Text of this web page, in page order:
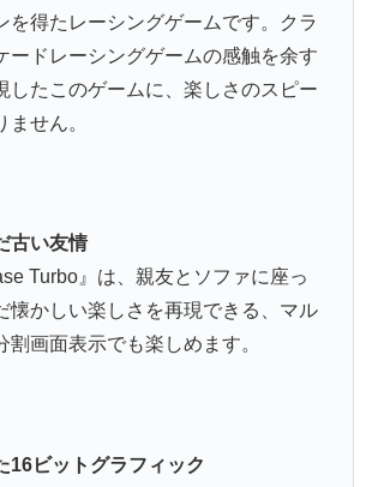
を得たレーシングゲームです。クラ
ードレーシングゲームの感触を余す
したこのゲームに、楽しさのスピー
ません。
古い友情
Turbo』は、親友とソファに座っ
懐かしい楽しさを再現できる、マル
割画面表示でも楽しめます。
16ビットグラフィック